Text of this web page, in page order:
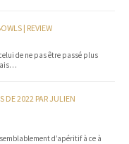
| REVIEW
de ne pas être passé plus
DE 2022 PAR JULIEN
d’apéritif à ce à